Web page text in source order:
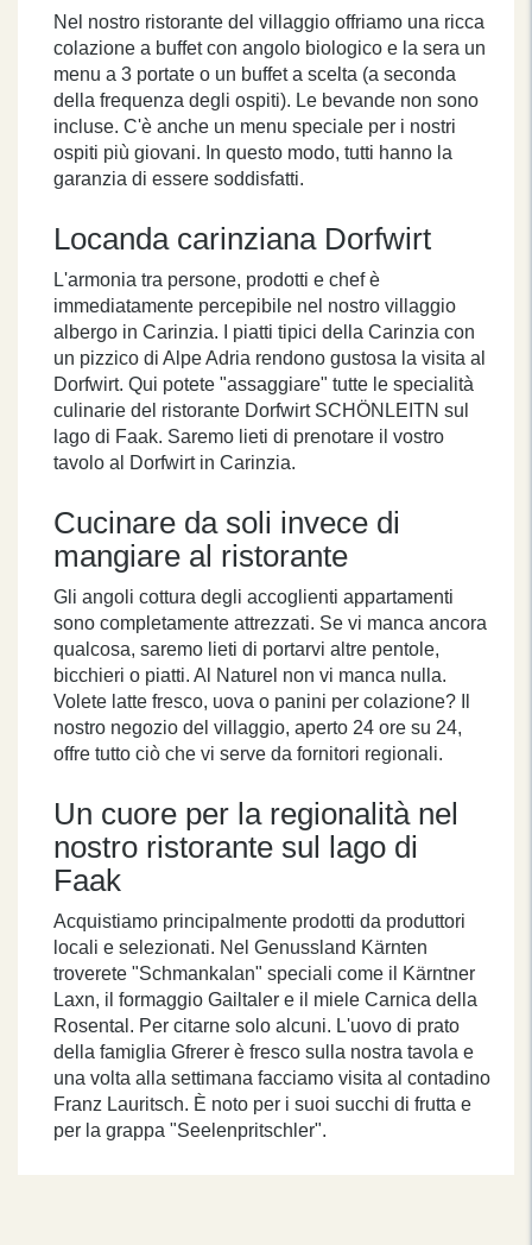
Nel nostro ristorante del villaggio offriamo una ricca
colazione a buffet con angolo biologico e la sera un
menu a 3 portate o un buffet a scelta (a seconda
della frequenza degli ospiti). Le bevande non sono
incluse. C'è anche un menu speciale per i nostri
ospiti più giovani. In questo modo, tutti hanno la
garanzia di essere soddisfatti.
Locanda carinziana Dorfwirt
L'armonia tra persone, prodotti e chef è
immediatamente percepibile nel nostro villaggio
albergo in Carinzia. I piatti tipici della Carinzia con
un pizzico di Alpe Adria rendono gustosa la visita al
Dorfwirt. Qui potete "assaggiare" tutte le specialità
culinarie del ristorante Dorfwirt SCHÖNLEITN sul
lago di Faak. Saremo lieti di prenotare il vostro
tavolo al Dorfwirt in Carinzia.
Cucinare da soli invece di
mangiare al ristorante
Gli angoli cottura degli accoglienti appartamenti
sono completamente attrezzati. Se vi manca ancora
qualcosa, saremo lieti di portarvi altre pentole,
bicchieri o piatti. Al Naturel non vi manca nulla.
Volete latte fresco, uova o panini per colazione? Il
nostro negozio del villaggio, aperto 24 ore su 24,
offre tutto ciò che vi serve da fornitori regionali.
Un cuore per la regionalità nel
nostro ristorante sul lago di
Faak
Acquistiamo principalmente prodotti da produttori
locali e selezionati. Nel Genussland Kärnten
troverete "Schmankalan" speciali come il Kärntner
Laxn, il formaggio Gailtaler e il miele Carnica della
Rosental. Per citarne solo alcuni. L'uovo di prato
della famiglia Gfrerer è fresco sulla nostra tavola e
una volta alla settimana facciamo visita al contadino
Franz Lauritsch. È noto per i suoi succhi di frutta e
per la grappa "Seelenpritschler".